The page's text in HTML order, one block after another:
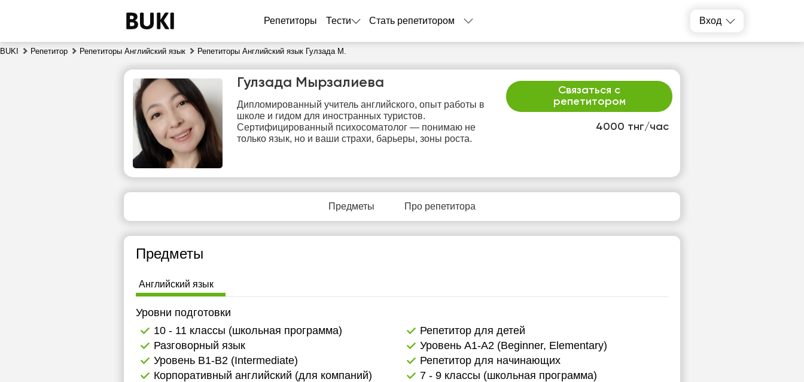
Репетиторы Тести Стать репетитором Вход
BUKI Репетитор Репетиторы Английский язык Репетиторы Английский язык Гулзада М.
4000 тнг/час
Связаться с
репетитором
Гулзада Мырзалиева
Дипломированный учитель английского, опыт работы в
школе и гидом для иностранных туристов.
Сертифицированный психосоматолог — понимаю не
только язык, но и ваши страхи, барьеры, зоны роста.
Предметы Про репетитора
Предметы
Английский язык
Уровни подготовки
10 - 11 классы (школьная программа)
Репетитор для детей
Разговорный язык
Уровень А1-А2 (Beginner, Elementary)
Уровень B1-B2 (Intermediate)
Репетитор для начинающих
Корпоративный английский (для компаний)
7 - 9 классы (школьная программа)
сб
8
9
10
11
12
13
14
свободных
свободных
Нет
свободных
Нет
свободных
Нет
свободных
свободных
свободных